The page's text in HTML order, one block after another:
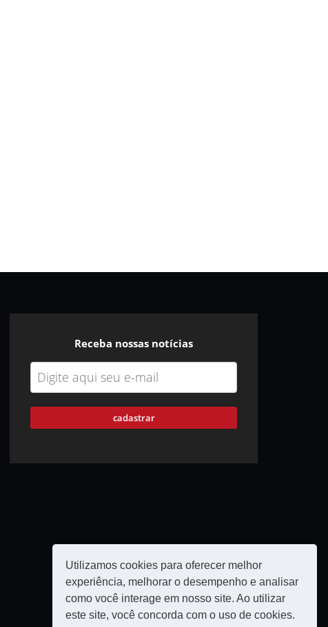
Utilizamos cookies para oferecer melhor
experiência, melhorar o desempenho e analisar
como você interage em nosso site. Ao utilizar
este site, você concorda com o uso de cookies.
Receba nossas notícias
cadastrar